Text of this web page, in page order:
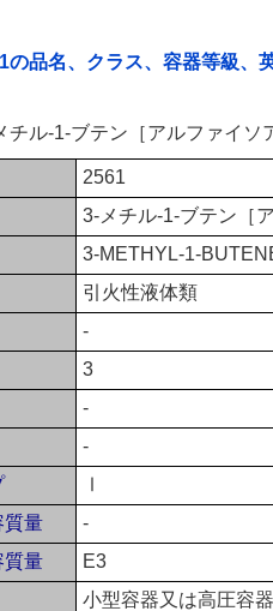
品名、クラス、容器等級、
チル-1-ブテン［アルファイソ
2561
3-メチル-1-ブテン［
3-METHYL-1-
引火性液体類
-
3
-
-
Ⅰ
質量
-
質量
E3
小型容器又は高圧容